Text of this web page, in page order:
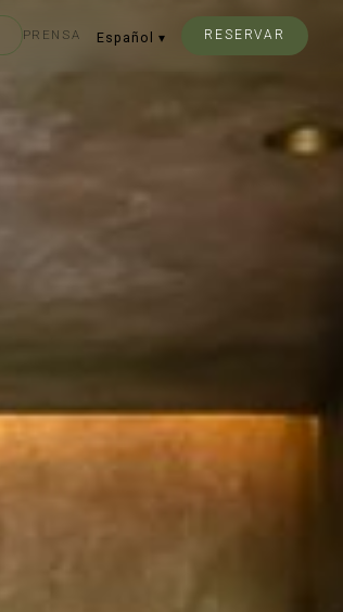
PRENSA Español ▾ RESERVAR